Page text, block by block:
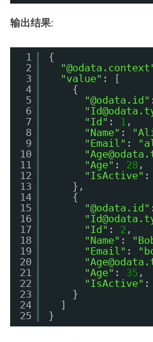
输出结果:
1
2
3
4
5
6
7
8
9
10
11
12
13
14
15
16
17
18
19
20
21
22
23
24
25
{
"value" : [
{
"@odata.id"
"Id" : 1 ,
"Name" :
"Email" :
"Age" : 28 ,
"IsActive" :
},
{
"@odata.id"
"Id" : 2 ,
"Name" :
"Email" :
"Age" : 35 ,
"IsActive" :
}
}